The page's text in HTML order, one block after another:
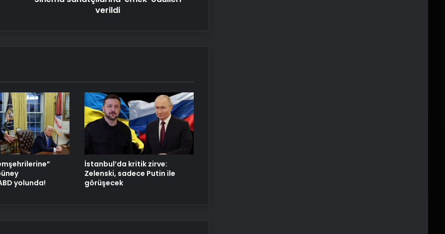
Datahost İle Güvenilir Sunucu
Hizmetleri
Meizu, yeni amiral gemisini sıra dışı
bir şekilde test etti
verildi
yolunda!
İstanbul’da kritik zirve:
Zelenski, sadece Putin ile
görüşecek